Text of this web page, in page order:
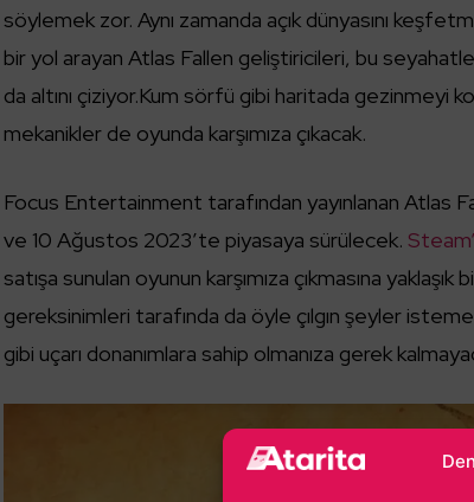
söylemek zor. Aynı zamanda açık dünyasını
bir yol arayan Atlas Fallen geliştiricileri, bu
da altını çiziyor.Kum sörfü gibi haritada gezinmeyi
mekanikler de oyunda karşımıza çıkacak.
Focus Entertainment tarafından yayınlanan Atlas
ve 10 Ağustos 2023’te piyasaya sürülecek.
satışa sunulan oyunun karşımıza çıkmasına
gereksinimleri tarafında da öyle çılgın şeyler
gibi uçarı donanımlara sahip olmanıza gerek